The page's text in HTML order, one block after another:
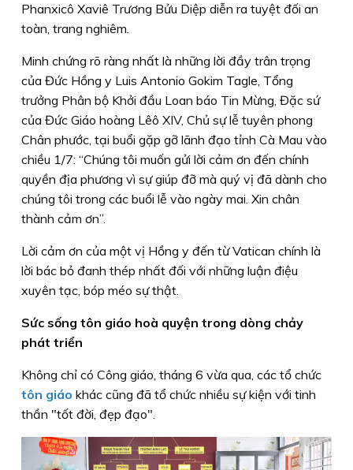
Phanxicô Xaviê Trương Bửu Diệp diễn ra tuyệt đối an
toàn, trang nghiêm.
Minh chứng rõ ràng nhất là những lời đầy trân trọng
của Đức Hồng y Luis Antonio Gokim Tagle, Tổng
trưởng Phân bộ Khởi đầu Loan báo Tin Mừng, Đặc sứ
của Đức Giáo hoàng Lêô XIV, Chủ sự lễ tuyên phong
Chân phước, tại buổi gặp gỡ lãnh đạo tỉnh Cà Mau vào
chiều 1/7: “Chúng tôi muốn gửi lời cảm ơn đến chính
quyền địa phương vì sự giúp đỡ mà quý vị đã dành cho
chúng tôi trong các buổi lễ vào ngày mai. Xin chân
thành cảm ơn”.
Lời cảm ơn của một vị Hồng y đến từ Vatican chính là
lời bác bỏ đanh thép nhất đối với những luận điệu
xuyên tạc, bóp méo sự thật.
Sức sống tôn giáo hoà quyện trong dòng chảy
phát triển
Không chỉ có Công giáo, tháng 6 vừa qua, các tổ chức
tôn giáo khác cũng đã tổ chức nhiều sự kiện với tinh
thần "tốt đời, đẹp đạo".